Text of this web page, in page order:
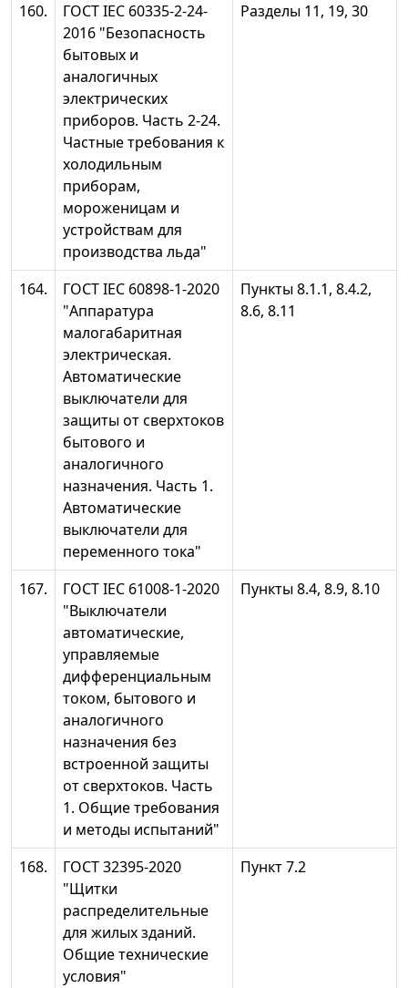
160.
ГОСТ IEC 60335-2-24-
2016 "Безопасность
бытовых и
аналогичных
электрических
приборов. Часть 2-24.
Частные требования к
холодильным
приборам,
мороженицам и
устройствам для
производства льда"
Разделы 11, 19, 30
164.
ГОСТ IEC 60898-1-2020
"Аппаратура
малогабаритная
электрическая.
Автоматические
выключатели для
защиты от сверхтоков
бытового и
аналогичного
назначения. Часть 1.
Автоматические
выключатели для
переменного тока"
Пункты 8.1.1, 8.4.2,
8.6, 8.11
167.
ГОСТ IEC 61008-1-2020
"Выключатели
автоматические,
управляемые
дифференциальным
током, бытового и
аналогичного
назначения без
встроенной защиты
от сверхтоков. Часть
1. Общие требования
и методы испытаний"
Пункты 8.4, 8.9, 8.10
168.
ГОСТ 32395-2020
"Щитки
распределительные
для жилых зданий.
Общие технические
условия"
Пункт 7.2